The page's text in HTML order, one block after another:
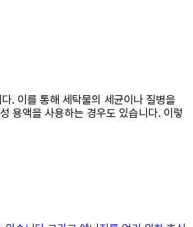
. 이를 통해 세탁물의 세균이나 질병을
용액을 사용하는 경우도 있습니다. 이렇